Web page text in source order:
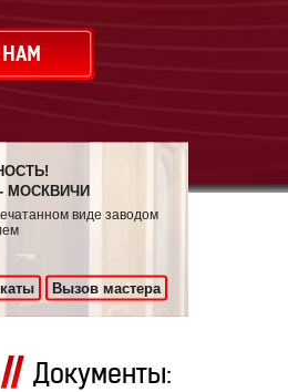
МОСКВИЧИ
виде заводом
Вызов мастера
Документы: